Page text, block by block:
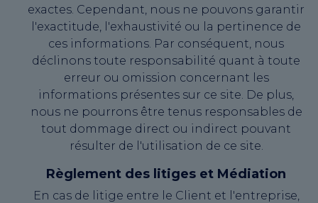
exactes. Cependant, nous ne pouvons garantir
l'exactitude, l'exhaustivité ou la pertinence de
ces informations. Par conséquent, nous
déclinons toute responsabilité quant à toute
erreur ou omission concernant les
informations présentes sur ce site. De plus,
nous ne pourrons être tenus responsables de
tout dommage direct ou indirect pouvant
résulter de l'utilisation de ce site.
Règlement des litiges et Médiation
En cas de litige entre le Client et l'entreprise,